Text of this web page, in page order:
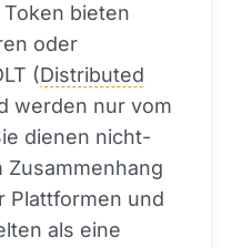
Token bieten
oder
(Distributed
werden nur vom
dienen nicht-
Plattformen und
als eine